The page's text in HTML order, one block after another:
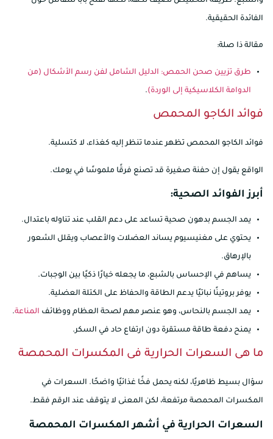
الفائدة الحقيقية.
مقالة ذا صلة:
طرق تزيين صحن الحمص: الدليل الشامل لفن رسم الأشكال (من
الدوامة الكلاسيكية إلى الوردة).
فوائد الكاجو المحمص
فوائد الكاجو المحمص تظهر عندما تنظر إليه كغذاء، لا كتسلية.
الواقع يقول إن حفنة صغيرة قد تصنع فرقًا ملموسًا في يومك.
أبرز الفوائد الصحية:
يمد الجسم بدهون صحية تساعد على دعم القلب عند تناوله باعتدال.
يحتوي على مغنيسيوم يساند العضلات والأعصاب ويقلل الشعور
بالإرهاق.
يساهم في الإحساس بالشبع، ما يجعله خيارًا ذكيًا بين الوجبات.
يوفر بروتينًا نباتيًا يدعم الطاقة والحفاظ على الكتلة العضلية.
يمد الجسم بالنحاس، وهو عنصر مهم لصحة العظام ووظائفالمناعة.
يمنح دفعة طاقة مستقرة دون ارتفاع حاد في السكر.
ما هى السعرات الحرارية فى المكسرات المحمصة
سؤال بسيط ظاهريًا، لكنه يحمل فخًا غذائيًا واضحًا. السعرات في
المكسرات المحمصة مرتفعة، لكن المعنى لا يتوقف عند الرقم فقط.
السعرات الحرارية في أشهر المكسرات المحمصة